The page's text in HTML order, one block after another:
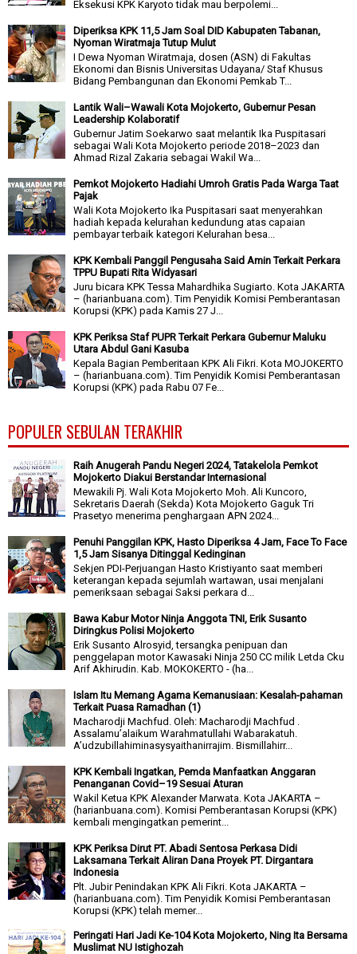
Eksekusi KPK Karyoto tidak mau berpolemi...
Diperiksa KPK 11,5 Jam Soal DID Kabupaten Tabanan,
Nyoman Wiratmaja Tutup Mulut
I Dewa Nyoman Wiratmaja, dosen (ASN) di Fakultas
Ekonomi dan Bisnis Universitas Udayana/ Staf Khusus
Bidang Pembangunan dan Ekonomi Pemkab T...
Lantik Wali–Wawali Kota Mojokerto, Gubernur Pesan
Leadership Kolaboratif
Gubernur Jatim Soekarwo saat melantik Ika Puspitasari
sebagai Wali Kota Mojokerto periode 2018–2023 dan
Ahmad Rizal Zakaria sebagai Wakil Wa...
Pemkot Mojokerto Hadiahi Umroh Gratis Pada Warga Taat
Pajak
Wali Kota Mojokerto Ika Puspitasari saat menyerahkan
hadiah kepada kelurahan kedundung atas capaian
pembayar terbaik kategori Kelurahan besa...
KPK Kembali Panggil Pengusaha Said Amin Terkait Perkara
TPPU Bupati Rita Widyasari
Juru bicara KPK Tessa Mahardhika Sugiarto. Kota JAKARTA
– (harianbuana.com). Tim Penyidik Komisi Pemberantasan
Korupsi (KPK) pada Kamis 27 J...
KPK Periksa Staf PUPR Terkait Perkara Gubernur Maluku
Utara Abdul Gani Kasuba
Kepala Bagian Pemberitaan KPK Ali Fikri. Kota MOJOKERTO
– (harianbuana.com). Tim Penyidik Komisi Pemberantasan
Korupsi (KPK) pada Rabu 07 Fe...
POPULER SEBULAN TERAKHIR
Raih Anugerah Pandu Negeri 2024, Tatakelola Pemkot
Mojokerto Diakui Berstandar Internasional
Mewakili Pj. Wali Kota Mojokerto Moh. Ali Kuncoro,
Sekretaris Daerah (Sekda) Kota Mojokerto Gaguk Tri
Prasetyo menerima penghargaan APN 2024...
Penuhi Panggilan KPK, Hasto Diperiksa 4 Jam, Face To Face
1,5 Jam Sisanya Ditinggal Kedinginan
Sekjen PDI-Perjuangan Hasto Kristiyanto saat memberi
keterangan kepada sejumlah wartawan, usai menjalani
pemeriksaan sebagai Saksi perkara d...
Bawa Kabur Motor Ninja Anggota TNI, Erik Susanto
Diringkus Polisi Mojokerto
Erik Susanto Alrosyid, tersangka penipuan dan
penggelapan motor Kawasaki Ninja 250 CC milik Letda Cku
Arif Akhirudin. Kab. MOKOKERTO - (ha...
Islam Itu Memang Agama Kemanusiaan: Kesalah-pahaman
Terkait Puasa Ramadhan (1)
Macharodji Machfud. Oleh: Macharodji Machfud .
Assalamu’alaikum Warahmatullahi Wabarakatuh.
A’udzubillahiminasysyaithanirrajim. Bismillahirr...
KPK Kembali Ingatkan, Pemda Manfaatkan Anggaran
Penanganan Covid–19 Sesuai Aturan
Wakil Ketua KPK Alexander Marwata. Kota JAKARTA –
(harianbuana.com). Komisi Pemberantasan Korupsi (KPK)
kembali mengingatkan pemerint...
KPK Periksa Dirut PT. Abadi Sentosa Perkasa Didi
Laksamana Terkait Aliran Dana Proyek PT. Dirgantara
Indonesia
Plt. Jubir Penindakan KPK Ali Fikri. Kota JAKARTA –
(harianbuana.com). Tim Penyidik Komisi Pemberantasan
Korupsi (KPK) telah memer...
Peringati Hari Jadi Ke-104 Kota Mojokerto, Ning Ita Bersama
Muslimat NU Istighozah